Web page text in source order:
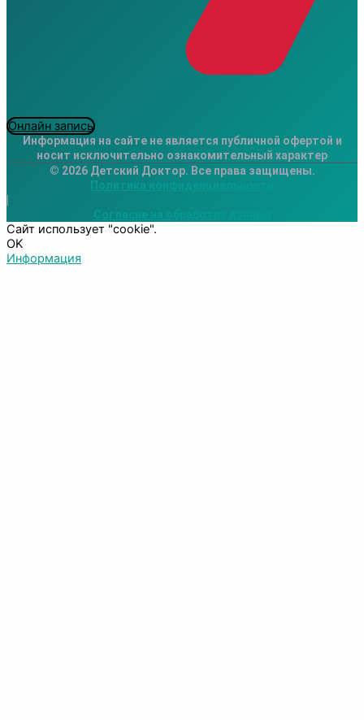
Онлайн запись
Информация на сайте не является публичной офертой и
носит исключительно ознакомительный характер
© 2026 Детский Доктор. Все права защищены.
Политика конфиденциальности
Сайт использует "cookie".
OK
Информация